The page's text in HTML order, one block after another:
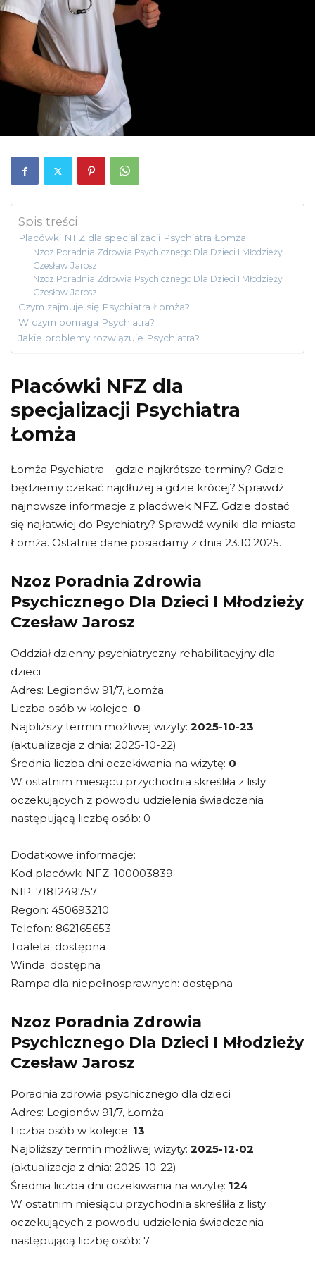
Spis treści
Placówki NFZ dla specjalizacji Psychiatra Łomża
Nzoz Poradnia Zdrowia Psychicznego Dla Dzieci I Młodzieży
Czesław Jarosz
Nzoz Poradnia Zdrowia Psychicznego Dla Dzieci I Młodzieży
Czesław Jarosz
Czym zajmuje się Psychiatra Łomża?
W czym pomaga Psychiatra?
Jakie problemy rozwiązuje Psychiatra?
Placówki NFZ dla
specjalizacji Psychiatra
Łomża
Łomża Psychiatra – gdzie najkrótsze terminy? Gdzie
będziemy czekać najdłużej a gdzie krócej? Sprawdź
najnowsze informacje z placówek NFZ. Gdzie dostać
się najłatwiej do Psychiatry? Sprawdź wyniki dla miasta
Łomża. Ostatnie dane posiadamy z dnia 23.10.2025.
Nzoz Poradnia Zdrowia
Psychicznego Dla Dzieci I Młodzieży
Czesław Jarosz
Oddział dzienny psychiatryczny rehabilitacyjny dla
dzieci
Adres: Legionów 91/7, Łomża
Liczba osób w kolejce: 0
Najbliższy termin możliwej wizyty: 2025-10-23
(aktualizacja z dnia: 2025-10-22)
Średnia liczba dni oczekiwania na wizytę: 0
W ostatnim miesiącu przychodnia skreśliła z listy
oczekujących z powodu udzielenia świadczenia
następującą liczbę osób: 0
Dodatkowe informacje:
Kod placówki NFZ: 100003839
NIP: 7181249757
Regon: 450693210
Telefon: 862165653
Toaleta: dostępna
Winda: dostępna
Rampa dla niepełnosprawnych: dostępna
Nzoz Poradnia Zdrowia
Psychicznego Dla Dzieci I Młodzieży
Czesław Jarosz
Poradnia zdrowia psychicznego dla dzieci
Adres: Legionów 91/7, Łomża
Liczba osób w kolejce: 13
Najbliższy termin możliwej wizyty: 2025-12-02
(aktualizacja z dnia: 2025-10-22)
Średnia liczba dni oczekiwania na wizytę: 124
W ostatnim miesiącu przychodnia skreśliła z listy
oczekujących z powodu udzielenia świadczenia
następującą liczbę osób: 7